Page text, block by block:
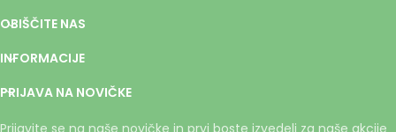
OBIŠČITE NAS
INFORMACIJE
PRIJAVA NA NOVIČKE